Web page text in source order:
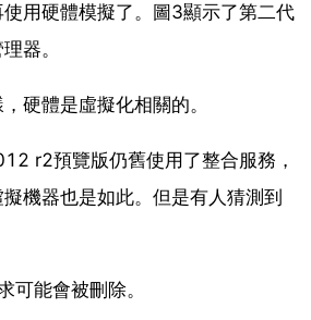
用硬體模擬了。圖3顯示了第二代
器。
硬體是虛擬化相關的。
r2預覽版仍舊使用了整合服務，
機器也是如此。但是有人猜測到
能會被刪除。